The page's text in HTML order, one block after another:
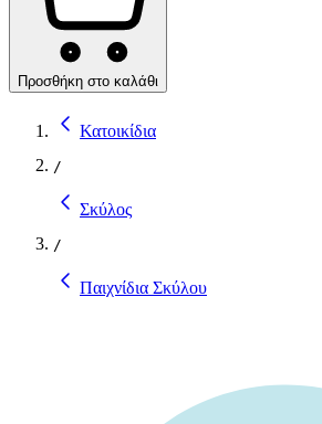
Προσθήκη στο καλάθι
Κατοικίδια
/
Σκύλος
/
Παιχνίδια Σκύλου